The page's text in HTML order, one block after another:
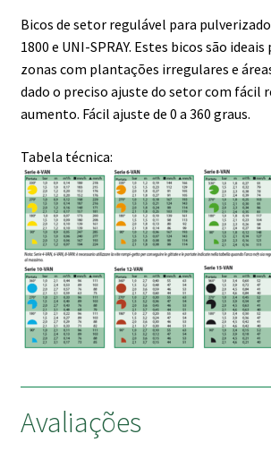
Bicos de setor regulável para
1800 e UNI-SPRAY. Estes bicos são ideais
zonas com plantações irregulares e
dado o preciso ajuste do setor com fácil
aumento. Fácil ajuste de 0 a 360 graus.
Tabela técnica:
Avaliações